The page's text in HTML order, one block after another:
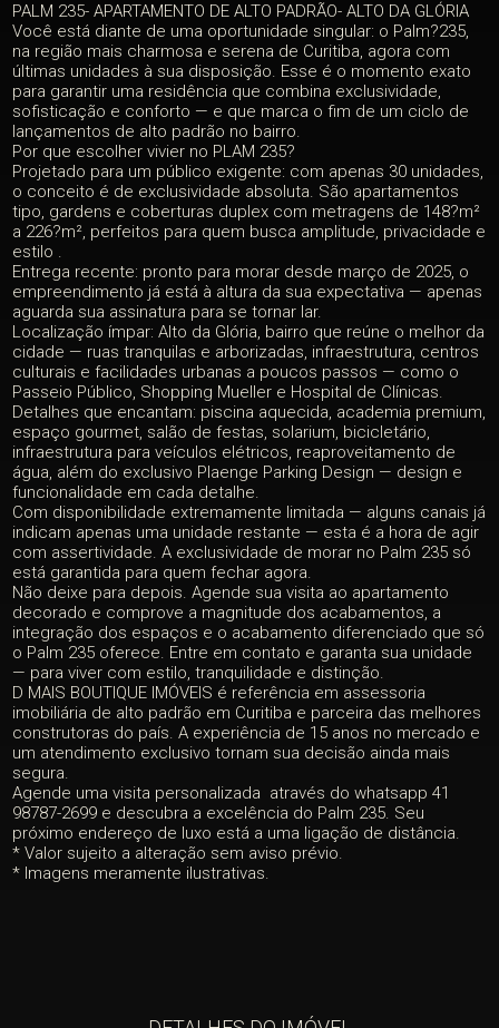
PALM 235- APARTAMENTO DE ALTO PADRÃO- ALTO DA GLÓRIA
Você está diante de uma oportunidade singular: o Palm?235,
na região mais charmosa e serena de Curitiba, agora com
últimas unidades à sua disposição. Esse é o momento exato
para garantir uma residência que combina exclusividade,
sofisticação e conforto — e que marca o fim de um ciclo de
lançamentos de alto padrão no bairro.
Por que escolher vivier no PLAM 235?
Projetado para um público exigente: com apenas 30 unidades,
o conceito é de exclusividade absoluta. São apartamentos
tipo, gardens e coberturas duplex com metragens de 148?m²
a 226?m², perfeitos para quem busca amplitude, privacidade e
estilo .
Entrega recente: pronto para morar desde março de 2025, o
empreendimento já está à altura da sua expectativa — apenas
aguarda sua assinatura para se tornar lar.
Localização ímpar: Alto da Glória, bairro que reúne o melhor da
cidade — ruas tranquilas e arborizadas, infraestrutura, centros
culturais e facilidades urbanas a poucos passos — como o
Passeio Público, Shopping Mueller e Hospital de Clínicas.
Detalhes que encantam: piscina aquecida, academia premium,
espaço gourmet, salão de festas, solarium, bicicletário,
infraestrutura para veículos elétricos, reaproveitamento de
água, além do exclusivo Plaenge Parking Design — design e
funcionalidade em cada detalhe.
Com disponibilidade extremamente limitada — alguns canais já
indicam apenas uma unidade restante — esta é a hora de agir
com assertividade. A exclusividade de morar no Palm 235 só
está garantida para quem fechar agora.
Não deixe para depois. Agende sua visita ao apartamento
decorado e comprove a magnitude dos acabamentos, a
integração dos espaços e o acabamento diferenciado que só
o Palm 235 oferece. Entre em contato e garanta sua unidade
— para viver com estilo, tranquilidade e distinção.
D MAIS BOUTIQUE IMÓVEIS é referência em assessoria
imobiliária de alto padrão em Curitiba e parceira das melhores
construtoras do país. A experiência de 15 anos no mercado e
um atendimento exclusivo tornam sua decisão ainda mais
segura.
Agende uma visita personalizada através do whatsapp 41
98787-2699 e descubra a excelência do Palm 235. Seu
próximo endereço de luxo está a uma ligação de distância.
* Valor sujeito a alteração sem aviso prévio.
* Imagens meramente ilustrativas.